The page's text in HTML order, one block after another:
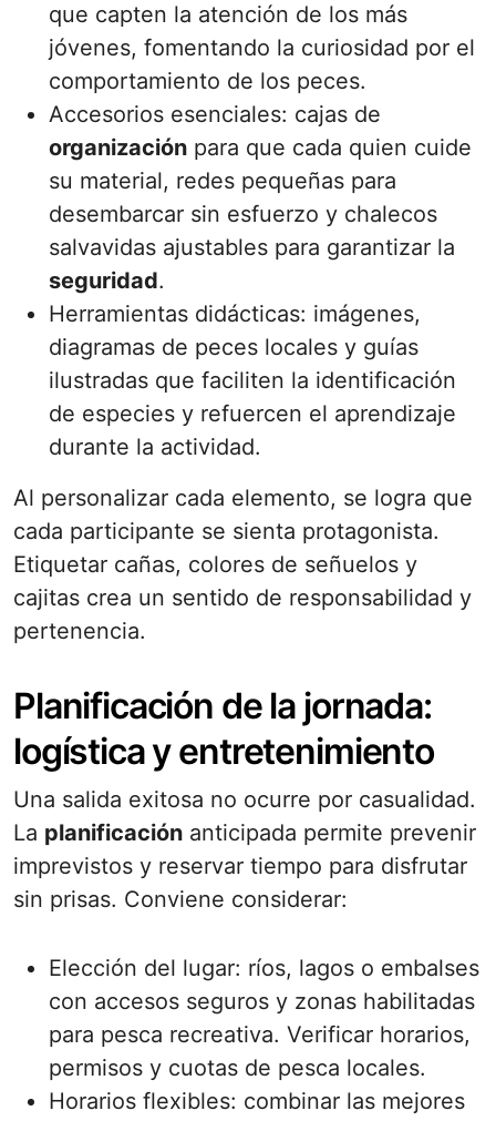
que capten la atención de los más
jóvenes, fomentando la curiosidad por el
comportamiento de los peces.
Accesorios esenciales: cajas de
organización para que cada quien cuide
su material, redes pequeñas para
desembarcar sin esfuerzo y chalecos
salvavidas ajustables para garantizar la
seguridad.
Herramientas didácticas: imágenes,
diagramas de peces locales y guías
ilustradas que faciliten la identificación
de especies y refuercen el aprendizaje
durante la actividad.
Al personalizar cada elemento, se logra que
cada participante se sienta protagonista.
Etiquetar cañas, colores de señuelos y
cajitas crea un sentido de responsabilidad y
pertenencia.
Planificación de la jornada:
logística y entretenimiento
Una salida exitosa no ocurre por casualidad.
La planificación anticipada permite prevenir
imprevistos y reservar tiempo para disfrutar
sin prisas. Conviene considerar:
Elección del lugar: ríos, lagos o embalses
con accesos seguros y zonas habilitadas
para pesca recreativa. Verificar horarios,
permisos y cuotas de pesca locales.
Horarios flexibles: combinar las mejores